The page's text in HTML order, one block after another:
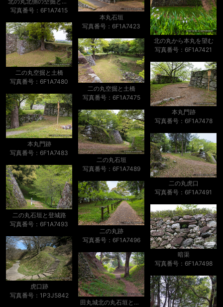
北の丸から本丸を望む
写真番号：6F1A7421
写真番号：6F1A7415
本丸石垣
写真番号：6F1A7423
二の丸空掘と土橋
写真番号：6F1A7480
二の丸空掘と土橋
写真番号：6F1A7475
本丸門跡
写真番号：6F1A7478
本丸門跡
写真番号：6F1A7483
二の丸石垣
写真番号：6F1A7489
二の丸虎口
写真番号：6F1A7491
二の丸石垣と登城路
写真番号：6F1A7493
二の丸跡
写真番号：6F1A7496
暗渠
写真番号：6F1A7498
虎口跡
写真番号：1P3J5842
田丸城北の丸石垣と空掘と土塁